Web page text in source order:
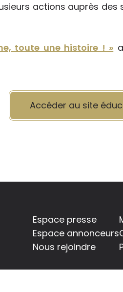
actions auprès
toute une histoire ! »
Accéder au site
Espace presse
Espace annonceurs
Nous rejoindre